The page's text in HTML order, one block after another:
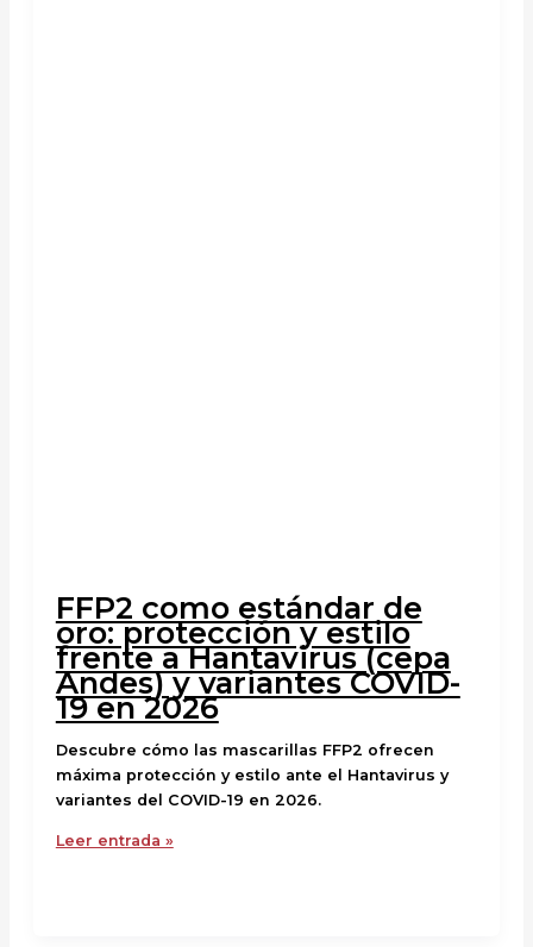
FFP2 como estándar de
oro: protección y estilo
frente a Hantavirus (cepa
Andes) y variantes COVID-
19 en 2026
Descubre cómo las mascarillas FFP2 ofrecen
máxima protección y estilo ante el Hantavirus y
variantes del COVID-19 en 2026.
Leer entrada »